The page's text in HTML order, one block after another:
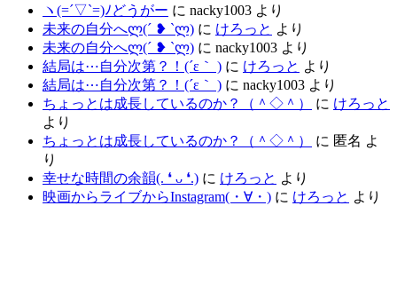
ヽ(=´▽`=)ﾉどうがー に nacky1003 より
未来の自分へლ⁠(⁠´⁠ ⁠❥⁠ ⁠`⁠ლ⁠) に けろっと より
未来の自分へლ⁠(⁠´⁠ ⁠❥⁠ ⁠`⁠ლ⁠) に nacky1003 より
結局は⋯自分次第？！(´ε｀ ) に けろっと より
結局は⋯自分次第？！(´ε｀ ) に nacky1003 より
ちょっとは成長しているのか？（＾◇＾）
に けろっと
より
ちょっとは成長しているのか？（＾◇＾）
に 匿名 よ
り
幸せな時間の余韻(⁠.⁠ ⁠❛⁠ ⁠ᴗ⁠ ⁠❛⁠.⁠) に けろっと より
映画からライブからInstagram(⁠・⁠∀⁠・⁠) に けろっと より